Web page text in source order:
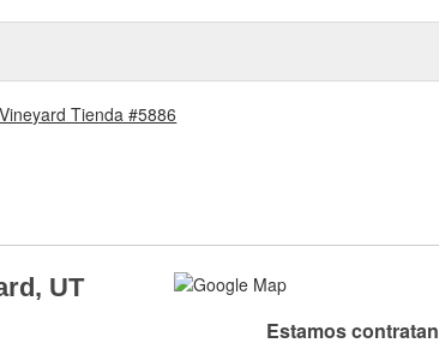
Tienda #5886
UT
Estamos